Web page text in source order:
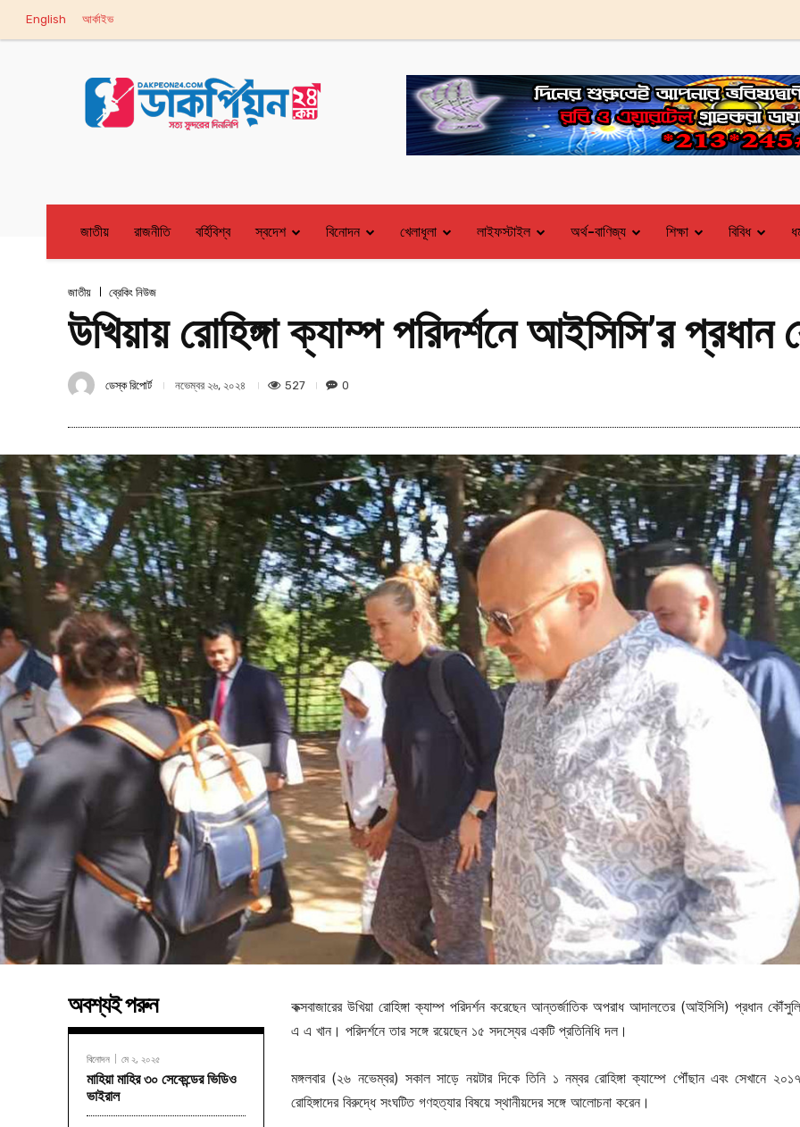
English আর্কাইভ
জাতীয় রাজনীতি বর্হিবিশ্ব স্বদেশ বিনোদন খেলাধূলা লাইফস্টাইল অর্থ-বাণিজ্য শিক্ষা বিবিধ
জাতীয় ব্রেকিং নিউজ
উখিয়ায় রোহিঙ্গা ক্যাম্প পরিদর্শনে আইসিসি’র
ডেস্ক রিপোর্ট নভেম্বর ২৬, ২০২৪ 527 0
অবশ্যই পরুন
বিনোদন মে ২, ২০২৫
মাহিয়া মাহির ৩০ সেকেন্ডের ভিডিও
ভাইরাল
কক্সবাজারের উখিয়া রোহিঙ্গা ক্যাম্প পরিদর্শন করেছেন আন্তর্জাতিক অপরাধ আদালতের (আইসিসি) প্রধান
এ এ খান। পরিদর্শনে তার সঙ্গে রয়েছেন ১৫ সদস্যের একটি প্রতিনিধি দল।
মঙ্গলবার (২৬ নভেম্বর) সকাল সাড়ে নয়টার দিকে তিনি ১ নম্বর রোহিঙ্গা ক্যাম্পে পৌঁছান এবং সেখানে
রোহিঙ্গাদের বিরুদ্ধে সংঘটিত গণহত্যার বিষয়ে স্থানীয়দের সঙ্গে আলোচনা করেন।